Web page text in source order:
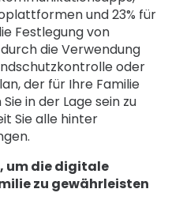
und 23% für
Festlegung von
die Verwendung
oder
der für Ihre Familie
in der Lage sein zu
Sie alle hinter
um die digitale
zu gewährleisten